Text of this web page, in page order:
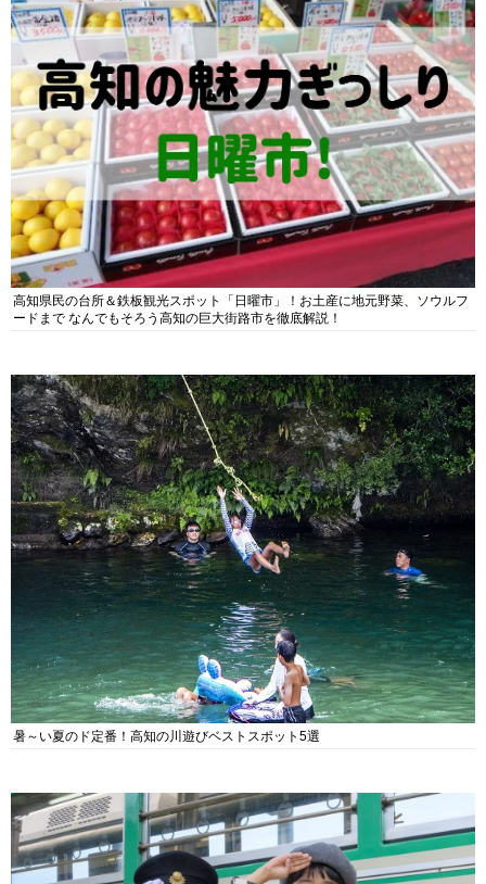
高知県民の台所＆鉄板観光スポット「日曜市」！お土産に地元野菜、ソウルフ
ードまで なんでもそろう高知の巨大街路市を徹底解説！
暑～い夏のド定番！高知の川遊びベストスポット5選